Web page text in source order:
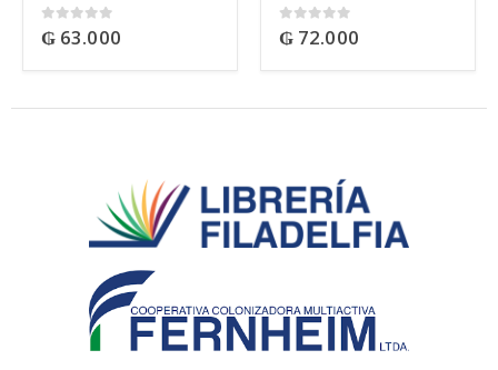
0out of 5
₲ 63.000 0out of 5
₲ 72.000